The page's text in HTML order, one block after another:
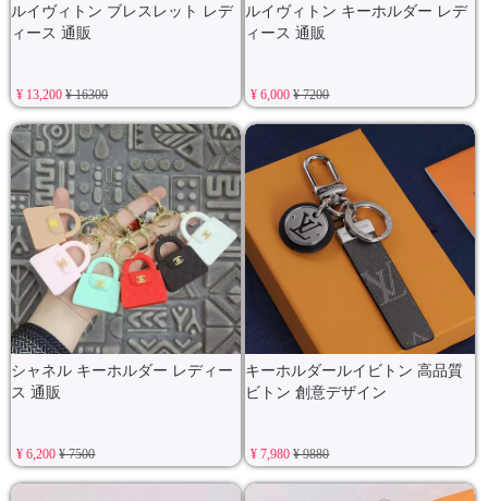
ルイヴィトン ブレスレット レデ
ィース 通販
¥ 13,200¥ 16300
ルイヴィトン キーホルダー レデ
ィース 通販
¥ 6,000¥ 7200
シャネル キーホルダー レディー
ス 通販
¥ 6,200¥ 7500
キーホルダールイビトン 高品質
ビトン 創意デザイン
¥ 7,980¥ 9880